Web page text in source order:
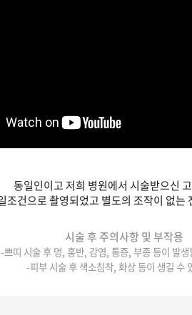
동일인이고 저희 병원에서 시술받으신
조건으로 촬영되었고 별도의 조작이 없는
시술 후 주의사항 및 부작용
-쁘띠 시술 후 멍, 홍반, 감염, 통증, 부종 등이 발
-피부 시술 후 색소침착, 화상 등이 생길 수